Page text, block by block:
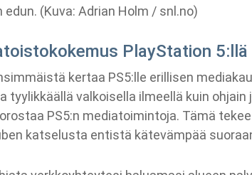
(Kuva: Adrian Holm / snl.no)
PlayStation 5:llä
kertaa PS5:lle erillisen
tyylikkäällä valkoisella ilmeellä kuin ohjain
PS5:n mediatoimintoja. Tämä
katselusta entistä kätevämpää